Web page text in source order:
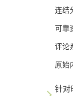
连结
可靠
评论
原始
针对